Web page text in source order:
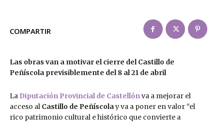
COMPARTIR
Las obras van a motivar el cierre del Castillo de
Peñíscola previsiblemente del 8 al 21 de abril
La Diputación Provincial de Castellónva a mejorar el
acceso al Castillo de Peñíscolay va a poner en valor “el
rico patrimonio cultural e histórico que convierte a